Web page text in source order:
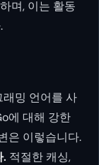
며, 이는 활동
밍 언어를 사
에 대해 강한
은 이렇습니다.
. 적절한 캐싱,